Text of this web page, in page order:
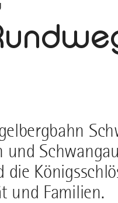
und
und Familien.